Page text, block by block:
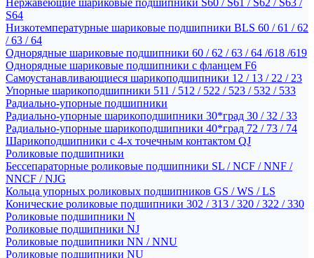
Нержавеющие шариковые подшипники S60 / S61 / S62 / S63 /
S64
Низкотемпературные шариковые подшипники BLS 60 / 61 / 62
/ 63 / 64
Однорядные шариковые подшипники 60 / 62 / 63 / 64 /618 /619
Однорядные шариковые подшипники с фланцем F6
Самоустанавливающиеся шарикоподшипники 12 / 13 / 22 / 23
Упорные шарикоподшипники 511 / 512 / 522 / 523 / 532 / 533
Радиально-упорные подшипники
Радиально-упорные шарикоподшипники 30*град 30 / 32 / 33
Радиально-упорные шарикоподшипники 40*град 72 / 73 / 74
Шарикоподшипники с 4-х точечным контактом QJ
Роликовые подшипники
Бессепараторные роликовые подшипники SL / NCF / NNF /
NNCF / NJG
Кольца упорных роликовых подшипников GS / WS / LS
Конические роликовые подшипники 302 / 313 / 320 / 322 / 330
Роликовые подшипники N
Роликовые подшипники NJ
Роликовые подшипники NN / NNU
Роликовые подшипники NU